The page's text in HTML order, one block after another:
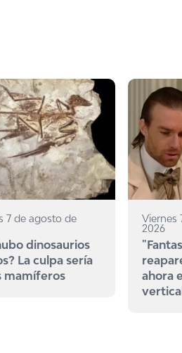
7 de agosto de
dinosaurios
La culpa sería
mamíferos
Viernes
2026
ahora